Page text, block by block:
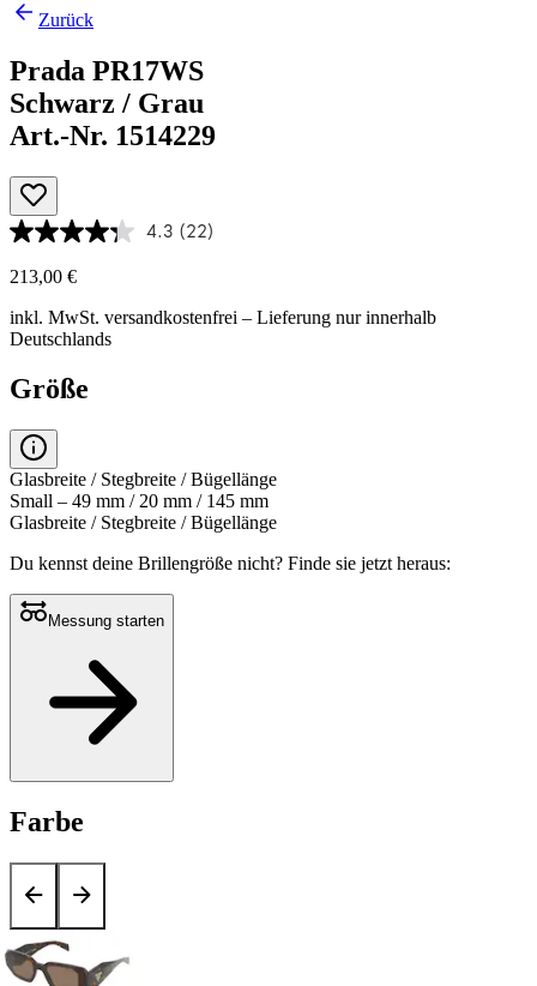
Zurück
Prada PR17WS
Schwarz / Grau
Art.-Nr. 1514229
4.3 (22)
213,00 €
inkl. MwSt. versandkostenfrei – Lieferung nur innerhalb
Deutschlands
Größe
Glasbreite / Stegbreite / Bügellänge
Small – 49 mm / 20 mm / 145 mm
Glasbreite / Stegbreite / Bügellänge
Du kennst deine Brillengröße nicht? Finde sie jetzt heraus:
Messung starten
Farbe